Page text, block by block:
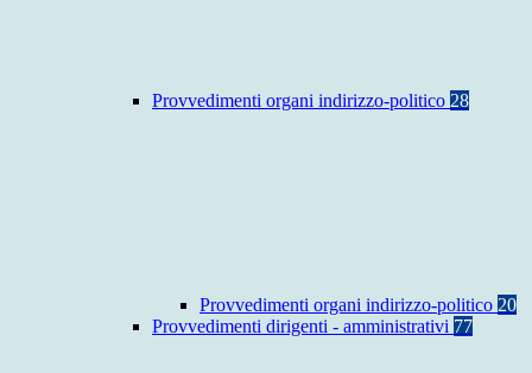
Provvedimenti organi indirizzo-politico 28
Provvedimenti organi indirizzo-politico 20
Provvedimenti dirigenti - amministrativi 77